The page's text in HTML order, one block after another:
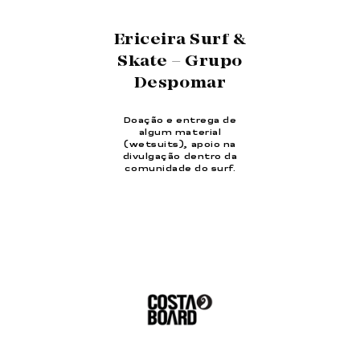
Ericeira Surf &
Skate – Grupo
Despomar
Doação e entrega de
algum material
(wetsuits), apoio na
divulgação dentro da
comunidade do surf.